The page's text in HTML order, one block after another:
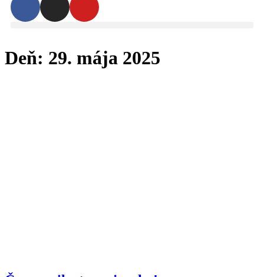
Deň: 29. mája 2025